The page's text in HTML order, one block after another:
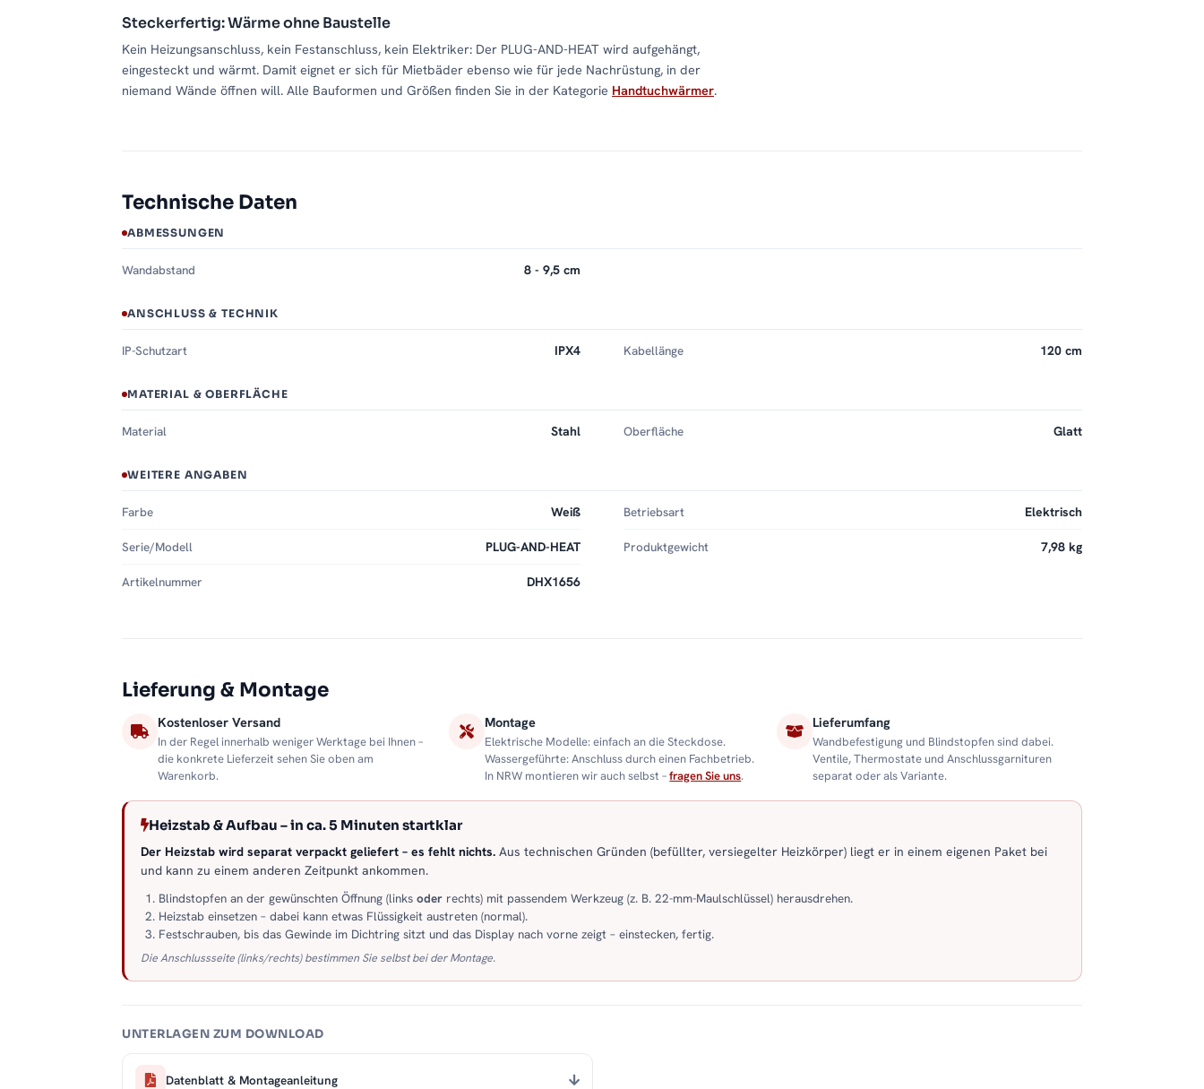
Steckerfertig: Wärme ohne Baustelle
Kein Heizungsanschluss, kein Festanschluss, kein Elektriker: Der PLUG-AND-HEAT wird aufgehängt,
eingesteckt und wärmt. Damit eignet er sich für Mietbäder ebenso wie für jede Nachrüstung, in der
niemand Wände öffnen will. Alle Bauformen und Größen finden Sie in der Kategorie Handtuchwärmer.
Technische Daten
ABMESSUNGEN
Wandabstand 8 - 9,5 cm
ANSCHLUSS & TECHNIK
IP-Schutzart IPX4 Kabellänge 120 cm
MATERIAL & OBERFLÄCHE
Material Stahl Oberfläche Glatt
WEITERE ANGABEN
Farbe Weiß Betriebsart Elektrisch
Serie/Modell PLUG-AND-HEAT Produktgewicht 7,98 kg
Artikelnummer DHX1656
Lieferung & Montage
Kostenloser Versand
In der Regel innerhalb weniger Werktage bei Ihnen –
die konkrete Lieferzeit sehen Sie oben am
Warenkorb.
Montage
Elektrische Modelle: einfach an die Steckdose.
Wassergeführte: Anschluss durch einen Fachbetrieb.
In NRW montieren wir auch selbst –fragen Sie uns.
Lieferumfang
Wandbefestigung und Blindstopfen sind dabei.
Ventile, Thermostate und Anschlussgarnituren
separat oder als Variante.
Heizstab & Aufbau – in ca. 5 Minuten startklar
Der Heizstab wird separat verpackt geliefert – es fehlt nichts. Aus technischen Gründen (befüllter, versiegelter Heizkörper) liegt er in einem eigenen Paket bei
und kann zu einem anderen Zeitpunkt ankommen.
Blindstopfen an der gewünschten Öffnung (links oder rechts) mit passendem Werkzeug (z. B. 22-mm-Maulschlüssel) herausdrehen.
Heizstab einsetzen – dabei kann etwas Flüssigkeit austreten (normal).
Festschrauben, bis das Gewinde im Dichtring sitzt und das Display nach vorne zeigt – einstecken, fertig.
Die Anschlussseite (links/rechts) bestimmen Sie selbst bei der Montage.
UNTERLAGEN ZUM DOWNLOAD
Datenblatt & Montageanleitung